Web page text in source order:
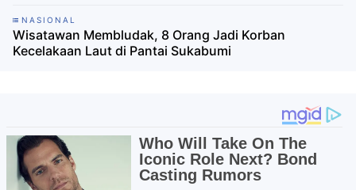
NASIONAL
Wisatawan Membludak, 8 Orang Jadi Korban
Kecelakaan Laut di Pantai Sukabumi